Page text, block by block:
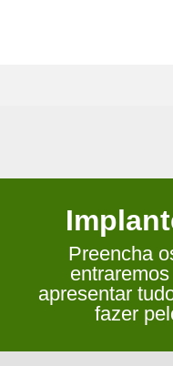
Preencha
apresentar
fazer